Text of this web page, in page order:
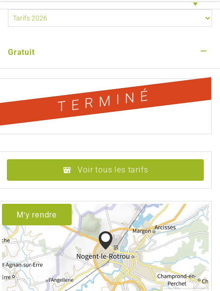
Gratuit —
TERMINÉ
Voir tous les tarifs
M'y rendre